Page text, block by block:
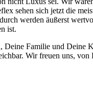
sehen sich jetzt die
werden äußerst
ist.
Deine Familie und
Wir freuen uns,